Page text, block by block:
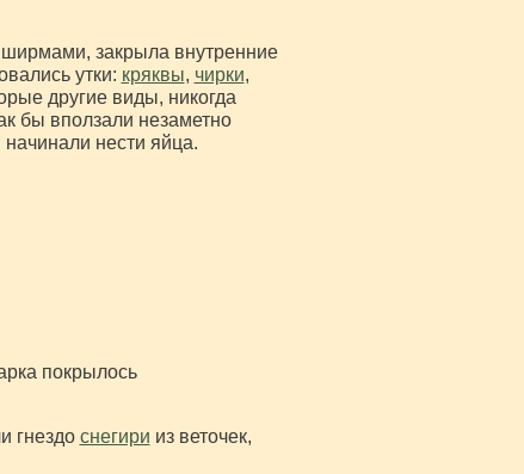
ширмами, закрыла внутренние
утки: кряквы, чирки,
другие виды, никогда
бы вползали незаметно
нести яйца.
покрылось
гнездо снегири из веточек,